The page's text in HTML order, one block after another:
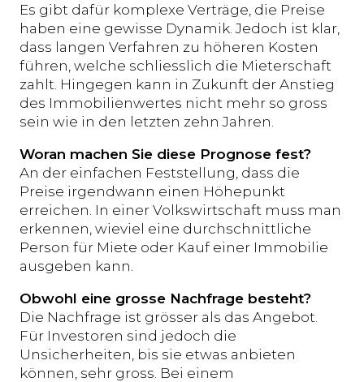
Es gibt dafür komplexe Verträge, die Preise
haben eine gewisse Dynamik. Jedoch ist klar,
dass langen Verfahren zu höheren Kosten
führen, welche schliesslich die Mieterschaft
zahlt. Hingegen kann in Zukunft der Anstieg
des Immobilienwertes nicht mehr so gross
sein wie in den letzten zehn Jahren.
Woran machen Sie diese Prognose fest?
An der einfachen Feststellung, dass die
Preise irgendwann einen Höhepunkt
erreichen. In einer Volkswirtschaft muss man
erkennen, wieviel eine durchschnittliche
Person für Miete oder Kauf einer Immobilie
ausgeben kann.
Obwohl eine grosse Nachfrage besteht?
Die Nachfrage ist grösser als das Angebot.
Für Investoren sind jedoch die
Unsicherheiten, bis sie etwas anbieten
können, sehr gross. Bei einem